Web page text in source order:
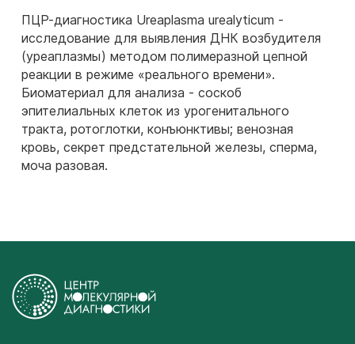
ПЦР-диагностика Ureaplasma urealyticum -
исследование для выявления ДНК возбудителя
(уреаплазмы) методом полимеразной цепной
реакции в режиме «реального времени».
Биоматериал для анализа - соскоб
эпителиальных клеток из урогенитального
тракта, ротоглотки, конъюнктивы; венозная
кровь, секрет предстательной железы, сперма,
моча разовая.